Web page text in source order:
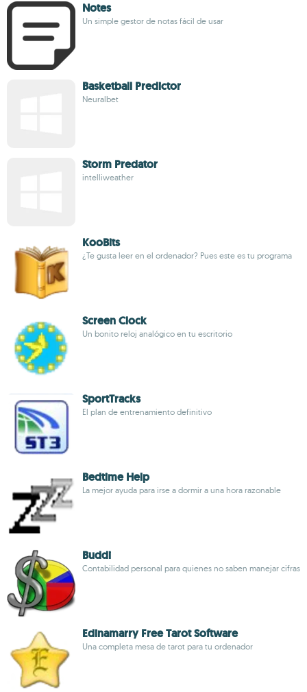
Notes
Un simple gestor de notas fácil de usar
Basketball Predictor
Neuralbet
Storm Predator
intelliweather
KooBits
¿Te gusta leer en el ordenador? Pues este es tu programa
Screen Clock
Un bonito reloj analógico en tu escritorio
SportTracks
El plan de entrenamiento definitivo
Bedtime Help
La mejor ayuda para irse a dormir a una hora razonable
Buddi
Contabilidad personal para quienes no saben manejar cifras
Edinamarry Free Tarot Software
Una completa mesa de tarot para tu ordenador